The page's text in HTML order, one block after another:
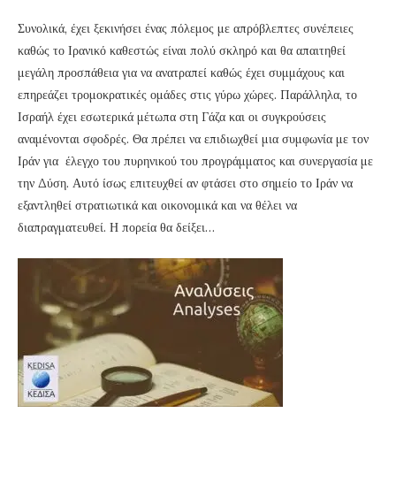
Συνολικά, έχει ξεκινήσει ένας πόλεμος με απρόβλεπτες συνέπειες
καθώς το Ιρανικό καθεστώς είναι πολύ σκληρό και θα απαιτηθεί
μεγάλη προσπάθεια για να ανατραπεί καθώς έχει συμμάχους και
επηρεάζει τρομοκρατικές ομάδες στις γύρω χώρες. Παράλληλα, το
Ισραήλ έχει εσωτερικά μέτωπα στη Γάζα και οι συγκρούσεις
αναμένονται σφοδρές. Θα πρέπει να επιδιωχθεί μια συμφωνία με τον
Ιράν για έλεγχο του πυρηνικού του προγράμματος και συνεργασία με
την Δύση. Αυτό ίσως επιτευχθεί αν φτάσει στο σημείο το Ιράν να
εξαντληθεί στρατιωτικά και οικονομικά και να θέλει να
διαπραγματευθεί. Η πορεία θα δείξει…